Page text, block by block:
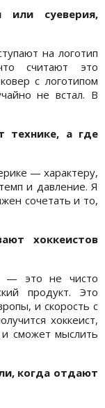
суеверия,
на логотип
считают это
с логотипом
не встал. В
технике, а где
— характеру,
и давление. Я
сочетать и то,
хоккеистов
— это не чисто
продукт. Это
и скорость с
хоккеист,
сможет мыслить
когда отдают